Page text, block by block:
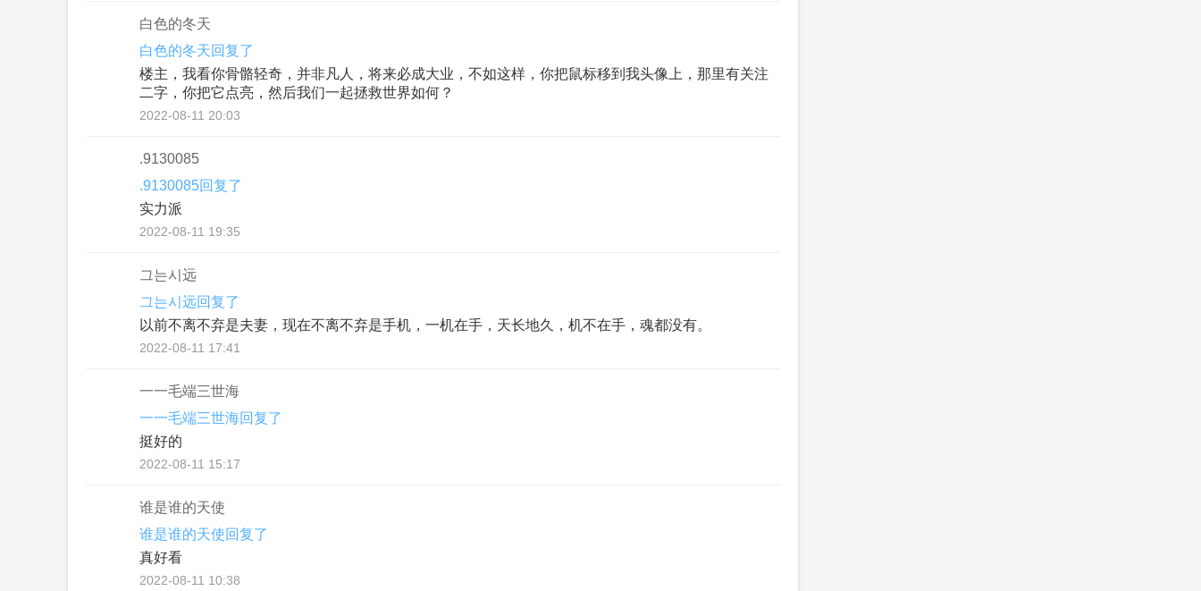
白色的冬天
白色的冬天回复了
楼主，我看你骨骼轻奇，并非凡人，将来必成大业，不如这样，你把鼠标移到我头像上，那里有关注
二字，你把它点亮，然后我们一起拯救世界如何？
2022-08-11 20:03
.9130085
.9130085回复了
实力派
2022-08-11 19:35
그는시远
그는시远回复了
以前不离不弃是夫妻，现在不离不弃是手机，一机在手，天长地久，机不在手，魂都没有。
2022-08-11 17:41
一一毛端三世海
一一毛端三世海回复了
挺好的
2022-08-11 15:17
谁是谁的天使
谁是谁的天使回复了
真好看
2022-08-11 10:38